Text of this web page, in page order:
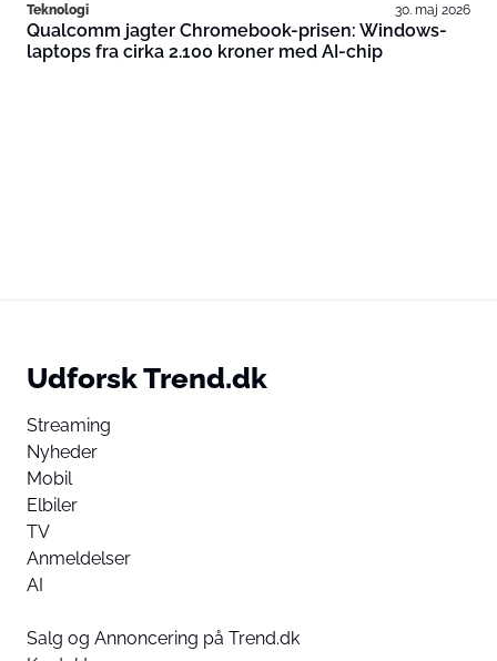
Teknologi 30. maj 2026
Qualcomm jagter Chromebook-prisen: Windows-
laptops fra cirka 2.100 kroner med AI-chip
Udforsk Trend.dk
Streaming
Nyheder
Mobil
Elbiler
TV
Anmeldelser
AI
Salg og Annoncering på Trend.dk